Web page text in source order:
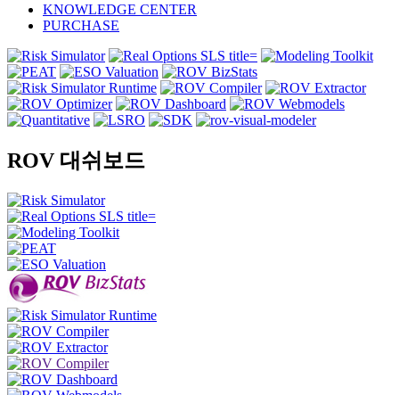
KNOWLEDGE CENTER
PURCHASE
ROV 대쉬보드